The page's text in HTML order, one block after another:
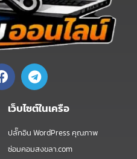
F
a
c
o
o
T
e
l
e
r
a
เว็บไซต์ในเครือ
ปลั๊กอิน WordPress คุณภาพ
ซ่อมคอมสงขลา.com